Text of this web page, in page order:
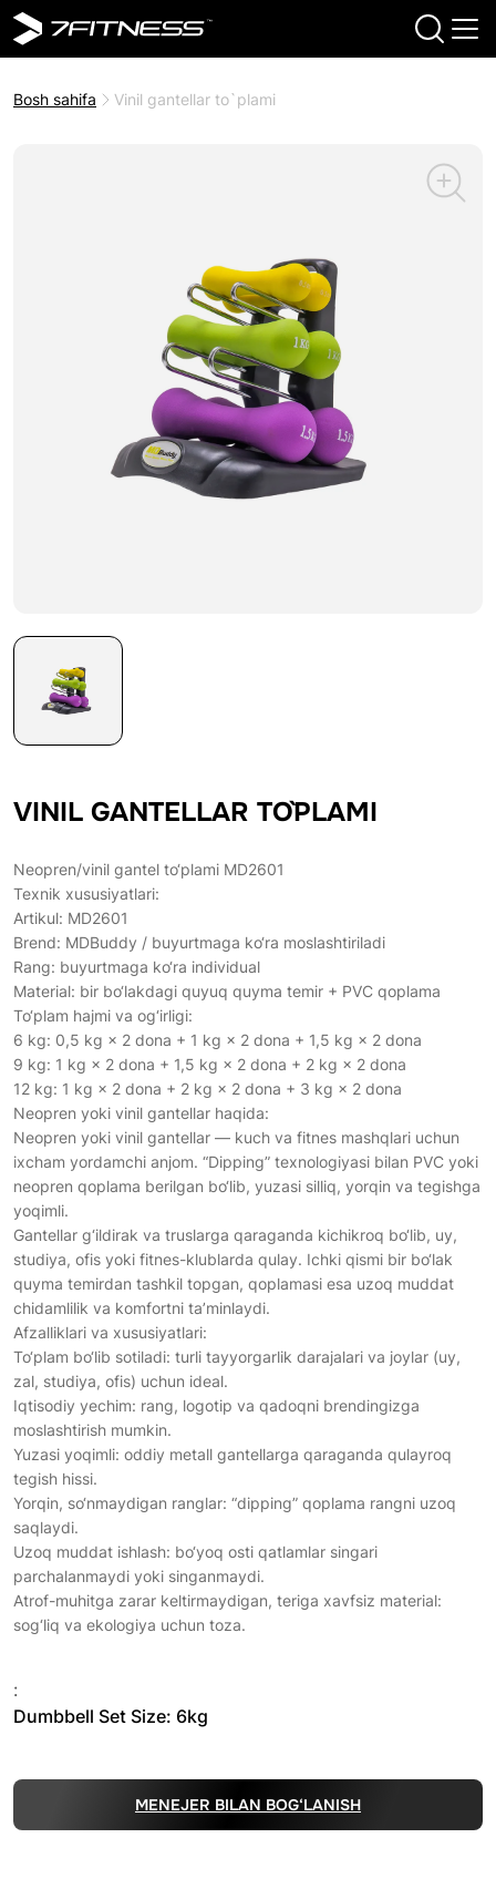
Bosh sahifa Vinil gantellar to`plami
VINIL GANTELLAR TO`PLAMI
Neopren/vinil gantel to‘plami MD2601
Texnik xususiyatlari:
Artikul: MD2601
Brend: MDBuddy / buyurtmaga ko‘ra moslashtiriladi
Rang: buyurtmaga ko‘ra individual
Material: bir bo‘lakdagi quyuq quyma temir + PVC qoplama
To‘plam hajmi va og‘irligi:
6 kg: 0,5 kg × 2 dona + 1 kg × 2 dona + 1,5 kg × 2 dona
9 kg: 1 kg × 2 dona + 1,5 kg × 2 dona + 2 kg × 2 dona
12 kg: 1 kg × 2 dona + 2 kg × 2 dona + 3 kg × 2 dona
Neopren yoki vinil gantellar haqida:
Neopren yoki vinil gantellar — kuch va fitnes mashqlari uchun
ixcham yordamchi anjom. “Dipping” texnologiyasi bilan PVC yoki
neopren qoplama berilgan bo‘lib, yuzasi silliq, yorqin va tegishga
yoqimli.
Gantellar g‘ildirak va truslarga qaraganda kichikroq bo‘lib, uy,
studiya, ofis yoki fitnes-klublarda qulay. Ichki qismi bir bo‘lak
quyma temirdan tashkil topgan, qoplamasi esa uzoq muddat
chidamlilik va komfortni ta’minlaydi.
Afzalliklari va xususiyatlari:
To‘plam bo‘lib sotiladi: turli tayyorgarlik darajalari va joylar (uy,
zal, studiya, ofis) uchun ideal.
Iqtisodiy yechim: rang, logotip va qadoqni brendingizga
moslashtirish mumkin.
Yuzasi yoqimli: oddiy metall gantellarga qaraganda qulayroq
tegish hissi.
Yorqin, so‘nmaydigan ranglar: “dipping” qoplama rangni uzoq
saqlaydi.
Uzoq muddat ishlash: bo‘yoq osti qatlamlar singari
parchalanmaydi yoki singanmaydi.
Atrof-muhitga zarar keltirmaydigan, teriga xavfsiz material:
sog‘liq va ekologiya uchun toza.
:
Dumbbell Set Size: 6kg
MENEJER BILAN BOG‘LANISH